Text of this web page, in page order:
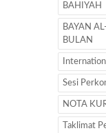
BAHIYAH
BAYAN
BULAN
Sesi
NOTA
Taklimat